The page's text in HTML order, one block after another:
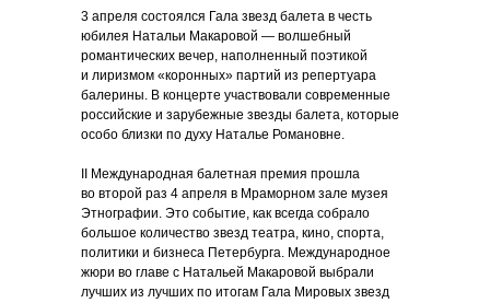
3 апреля состоялся Гала звезд балета в честь
юбилея Натальи Макаровой — волшебный
романтических вечер, наполненный поэтикой
и лиризмом «коронных» партий из репертуара
балерины. В концерте участвовали современные
российские и зарубежные звезды балета, которые
особо близки по духу Наталье Романовне.
II Международная балетная премия прошла
во второй раз 4 апреля в Мраморном зале музея
Этнографии. Это событие, как всегда собрало
большое количество звезд театра, кино, спорта,
политики и бизнеса Петербурга. Международное
жюри во главе с Натальей Макаровой выбрали
лучших из лучших по итогам Гала Мировых звезд